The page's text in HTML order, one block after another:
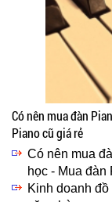
Có nên mua đàn
Piano cũ giá rẻ
Có nên mua
học - Mua đàn
Kinh doanh